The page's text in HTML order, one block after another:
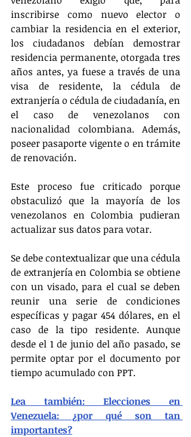
inscribirse como nuevo elector o
cambiar la residencia en el exterior,
los ciudadanos debían demostrar
residencia permanente, otorgada tres
años antes, ya fuese a través de una
visa de residente, la cédula de
extranjería o cédula de ciudadanía, en
el caso de venezolanos con
nacionalidad colombiana. Además,
poseer pasaporte vigente o en trámite
de renovación.
Este proceso fue criticado porque
obstaculizó que la mayoría de los
venezolanos en Colombia pudieran
actualizar sus datos para votar.
Se debe contextualizar que una cédula
de extranjería en Colombia se obtiene
con un visado, para el cual se deben
reunir una serie de condiciones
específicas y pagar 454 dólares, en el
caso de la tipo residente. Aunque
desde el 1 de junio del año pasado, se
permite optar por el documento por
tiempo acumulado con PPT.
Lea también: Elecciones en
Venezuela: ¿por qué son tan
importantes?